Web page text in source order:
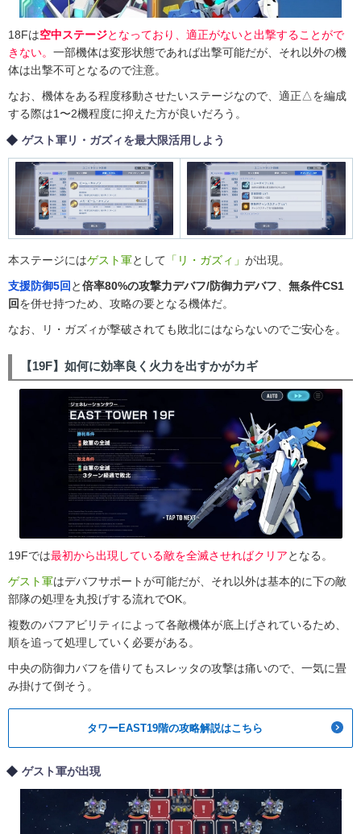
18Fは空中ステージとなっており、適正がないと出撃することがで
きない。 一部機体は変形状態であれば出撃可能だが、それ以外の機
体は出撃不可となるので注意。
なお、機体をある程度移動させたいステージなので、適正△を編成
する際は1〜2機程度に抑えた方が良いだろう。
ゲスト軍リ・ガズィを最大限活用しよう
本ステージにはゲスト軍として 「リ・ガズィ」 が出現。
支援防御5回 と倍率80%の攻撃力デバフ/防御力デバフ
無条件CS1
回を併せ持つため、攻略の要となる機体だ。
なお、リ・ガズィが撃破されても敗北にはならないのでご安心を。
【19F】如何に効率良く火力を出すかがカギ
19Fでは最初から出現している敵を全滅させればクリアとなる。
ゲスト軍はデバフサポートが可能だが、それ以外は基本的に下の敵
部隊の処理を丸投げする流れでOK。
複数のバフアビリティによって各敵機体が底上げされているため、
順を追って処理していく必要がある。
中央の防御力バフを借りてもスレッタの攻撃は痛いので、一気に畳
み掛けて倒そう。
タワーEAST19階の攻略解説はこちら
ゲスト軍が出現